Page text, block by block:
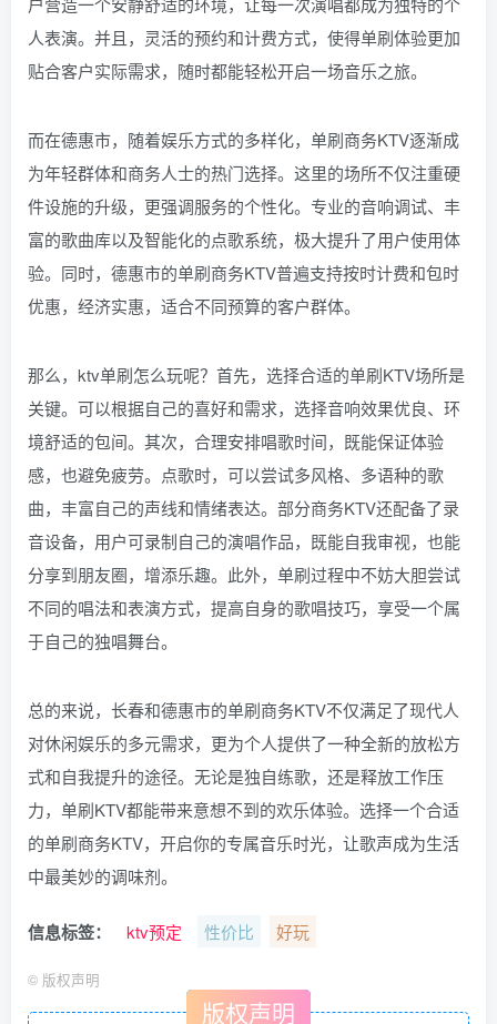
人表演。并且，灵活的预约和计费方式，使得单刷体验更加
贴合客户实际需求，随时都能轻松开启一场音乐之旅。
而在德惠市，随着娱乐方式的多样化，单刷商务KTV逐渐成
为年轻群体和商务人士的热门选择。这里的场所不仅注重硬
件设施的升级，更强调服务的个性化。专业的音响调试、丰
富的歌曲库以及智能化的点歌系统，极大提升了用户使用体
验。同时，德惠市的单刷商务KTV普遍支持按时计费和包时
优惠，经济实惠，适合不同预算的客户群体。
那么，ktv单刷怎么玩呢？首先，选择合适的单刷KTV场所是
关键。可以根据自己的喜好和需求，选择音响效果优良、环
境舒适的包间。其次，合理安排唱歌时间，既能保证体验
感，也避免疲劳。点歌时，可以尝试多风格、多语种的歌
曲，丰富自己的声线和情绪表达。部分商务KTV还配备了录
音设备，用户可录制自己的演唱作品，既能自我审视，也能
分享到朋友圈，增添乐趣。此外，单刷过程中不妨大胆尝试
不同的唱法和表演方式，提高自身的歌唱技巧，享受一个属
于自己的独唱舞台。
总的来说，长春和德惠市的单刷商务KTV不仅满足了现代人
对休闲娱乐的多元需求，更为个人提供了一种全新的放松方
式和自我提升的途径。无论是独自练歌，还是释放工作压
力，单刷KTV都能带来意想不到的欢乐体验。选择一个合适
的单刷商务KTV，开启你的专属音乐时光，让歌声成为生活
中最美妙的调味剂。
信息标签： ktv预定 性价比 好玩
© 版权声明
版权声明